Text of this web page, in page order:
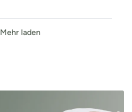
Mehr laden